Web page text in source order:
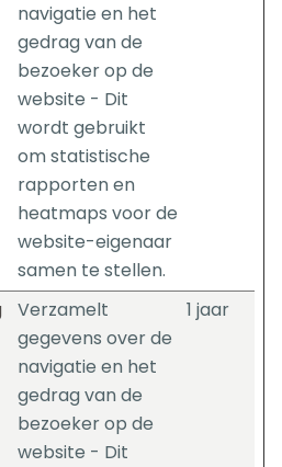
navigatie en het
gedrag van de
bezoeker op de
website - Dit
wordt gebruikt
om statistische
rapporten en
heatmaps voor de
website-eigenaar
samen te stellen.
Verzamelt
gegevens over de
navigatie en het
gedrag van de
bezoeker op de
website - Dit
1 jaar